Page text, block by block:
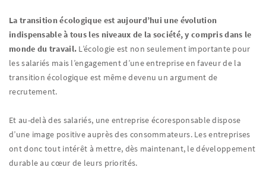
La transition écologique est aujourd’hui une évolution
indispensable à tous les niveaux de la société, y compris dans le
monde du travail. L’écologie est non seulement importante pour
les salariés mais l’engagement d’une entreprise en faveur de la
transition écologique est même devenu un argument de
recrutement.
Et au-delà des salariés, une entreprise écoresponsable dispose
d’une image positive auprès des consommateurs. Les entreprises
ont donc tout intérêt à mettre, dès maintenant, le développement
durable au cœur de leurs priorités.